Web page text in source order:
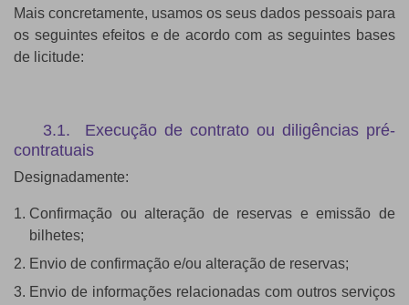
Mais concretamente, usamos os seus dados pessoais para
os seguintes efeitos e de acordo com as seguintes bases
de licitude:
3.1. Execução de contrato ou diligências pré-
contratuais
Designadamente:
Confirmação ou alteração de reservas e emissão de
bilhetes;
Envio de confirmação e/ou alteração de reservas;
Envio de informações relacionadas com outros serviços